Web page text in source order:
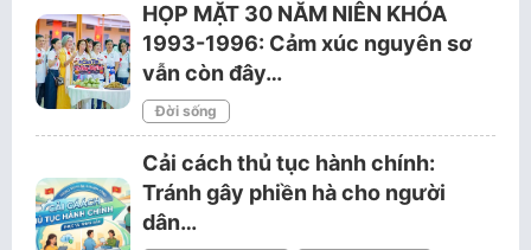
HỌP MẶT 30 NĂM NIÊN KHÓA
1993-1996: Cảm xúc nguyên sơ
vẫn còn đây…
Đời sống
Cải cách thủ tục hành chính:
Tránh gây phiền hà cho người
dân…